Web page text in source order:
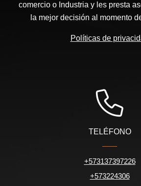
comercio o Industria y les presta
la mejor decisión al momento
Políticas de
TELÉFONO
+573137397226
+573224306